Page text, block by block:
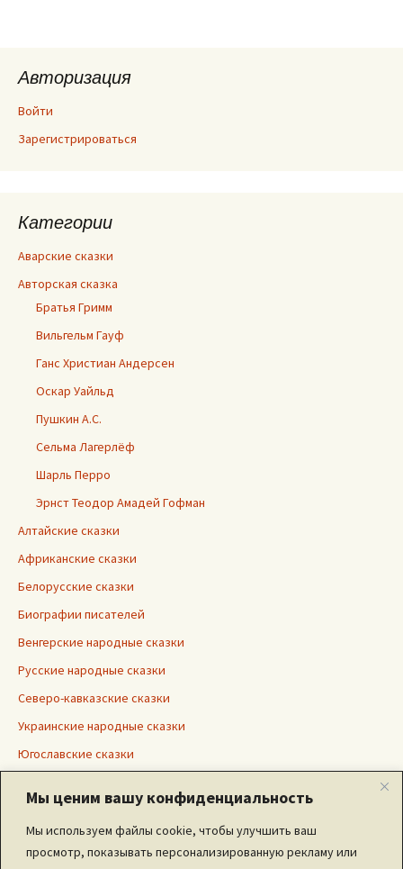
Мы ценим вашу конфиденциальность
Мы используем файлы cookie, чтобы улучшить ваш
просмотр, показывать персонализированную рекламу или
Авторизация
Войти
Зарегистрироваться
Категории
Аварские сказки
Авторская сказка
Братья Гримм
Вильгельм Гауф
Ганс Христиан Андерсен
Оскар Уайльд
Пушкин А.С.
Сельма Лагерлёф
Шарль Перро
Эрнст Теодор Амадей Гофман
Алтайские сказки
Африканские сказки
Белорусские сказки
Биографии писателей
Венгерские народные сказки
Русские народные сказки
Северо-кавказские сказки
Украинские народные сказки
Югославские сказки